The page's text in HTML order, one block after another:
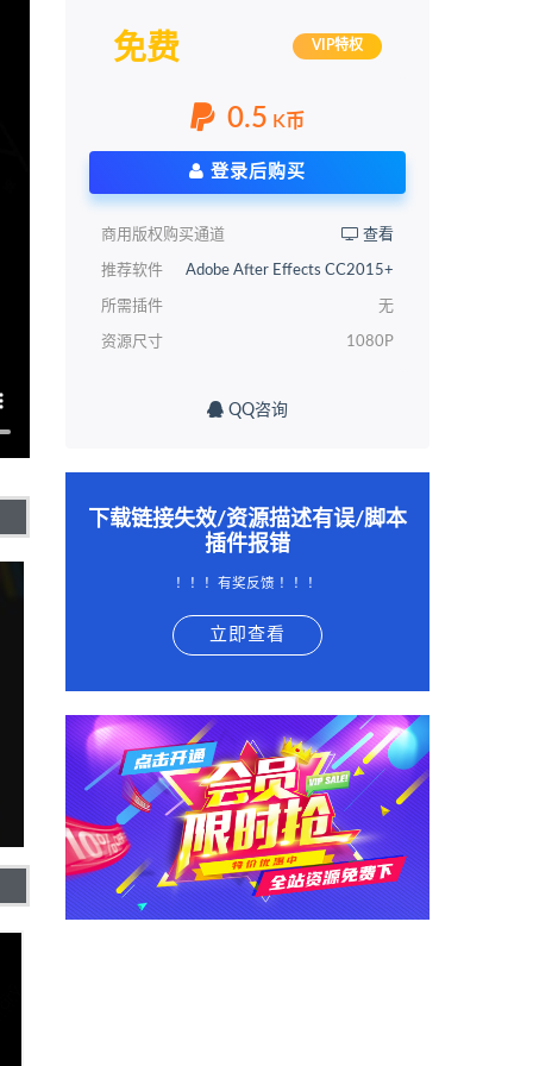
免费 VIP特权
0.5 K币
登录后购买
商用版权购买通道 查看
推荐软件 Adobe After Effects CC2015+
所需插件 无
资源尺寸 1080P
QQ咨询
下载链接失效/资源描述有误/脚本
插件报错
！！！有奖反馈 ！！！
立即查看